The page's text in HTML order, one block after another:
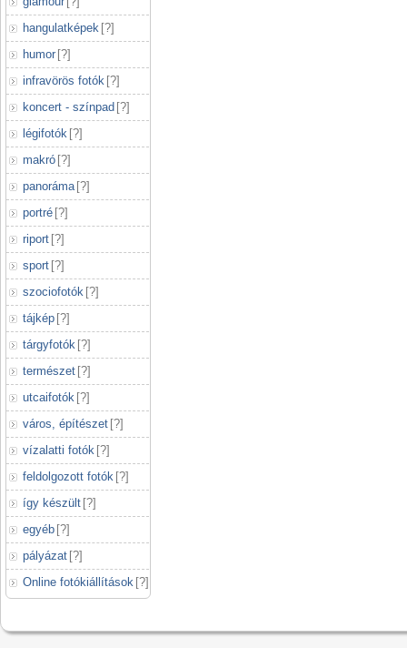
hangulatképek [?]
humor [?]
infravörös fotók [?]
koncert - színpad [?]
légifotók [?]
makró [?]
panoráma [?]
portré [?]
riport [?]
sport [?]
szociofotók [?]
tájkép [?]
tárgyfotók [?]
természet [?]
utcaifotók [?]
város, építészet [?]
vízalatti fotók [?]
feldolgozott fotók [?]
így készült [?]
egyéb [?]
pályázat [?]
Online fotókiállítások [?]